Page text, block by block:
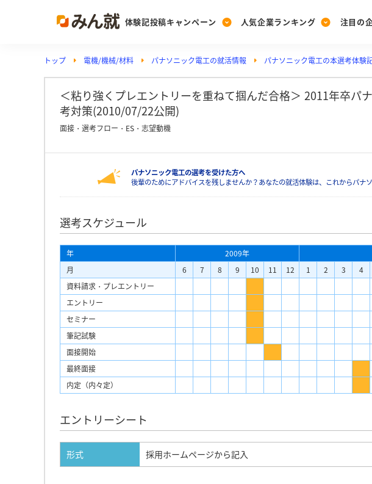
体験記投稿キャンペーン
Post
投稿する
[27卒] 本
人気企業ランキング
Ranking
ランキングを見る
みんなの
注目の
PickUp
注目の企業特集
動画で知ろう！業界・企業研究
トップ 電機/機械/材料 パナソニック電工の就活情報 パナソニック電工の本選考体験
＜粘り強くプレエントリーを重ねて掴んだ合格＞ 2011年卒パ
考対策(2010/07/22公開)
面接・選考フロー・ES・志望動機
パナソニック電工の選考を受けた方へ
後輩のためにアドバイスを残しませんか？あなたの就活体験は、これからパナ
選考スケジュール
年 2009年
月
6 7 8 9 10 11 12 1 2 3 4
資料請求・プレエントリー
エントリー
セミナー
筆記試験
面接開始
最終面接
内定（内々定）
エントリーシート
形式 採用ホームページから記入